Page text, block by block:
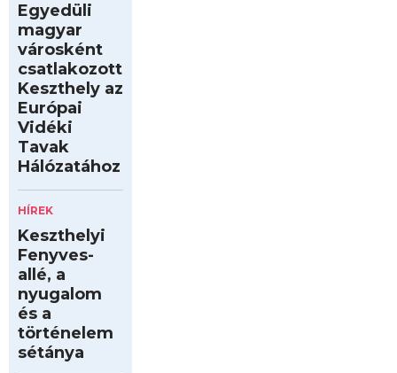
Egyedüli
magyar
városként
csatlakozott
Keszthely az
Európai
Vidéki
Tavak
Hálózatához
HÍREK
Keszthelyi
Fenyves-
allé, a
nyugalom
és a
történelem
sétánya